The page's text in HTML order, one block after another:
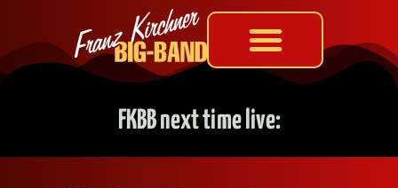
FKBB next time live: